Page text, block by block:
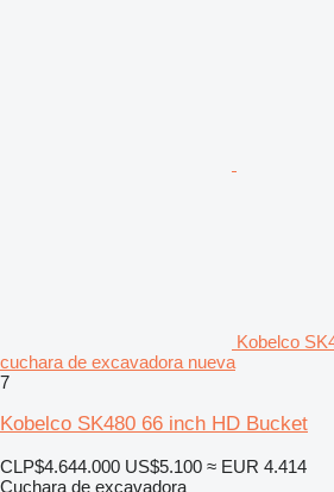
Kobelco
cuchara de excavadora nueva
7
Kobelco SK480 66 inch HD Bucket
CLP$4.644.000 US$5.100 ≈ EUR 4.414
Cuchara de excavadora